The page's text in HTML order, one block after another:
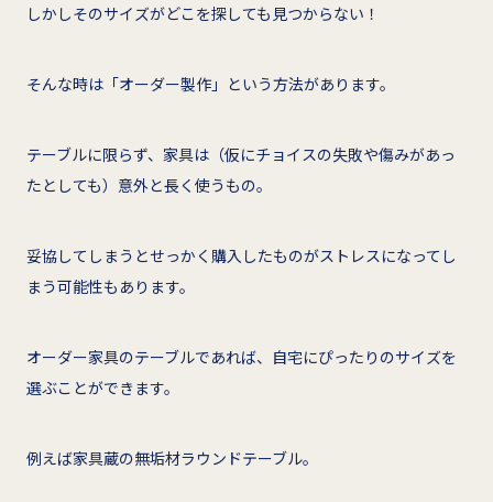
しかしそのサイズがどこを探しても見つからない！
そんな時は「オーダー製作」という方法があります。
テーブルに限らず、家具は（仮にチョイスの失敗や傷みがあっ
たとしても）意外と長く使うもの。
妥協してしまうとせっかく購入したものがストレスになってし
まう可能性もあります。
オーダー家具のテーブルであれば、自宅にぴったりのサイズを
選ぶことができます。
例えば家具蔵の無垢材ラウンドテーブル。